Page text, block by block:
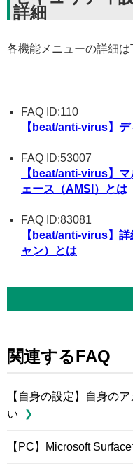
詳細
各機能メニューの詳細は
FAQ ID:110
【beat/anti-virus】
FAQ ID:53007
【beat/anti-virus】
ェース（AMSI）とは
FAQ ID:83081
【beat/anti-virus】
ャン）とは
関連するFAQ
【自身の設定】自身の
い
【PC】Microsoft